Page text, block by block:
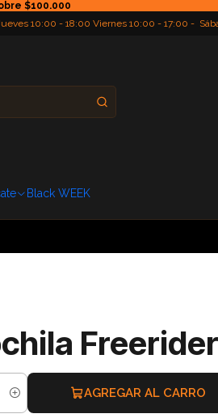
$100.000
10:00 - 18:00 Viernes 10:00 - 17:00 -
Black WEEK
AGREGAR AL CARRO